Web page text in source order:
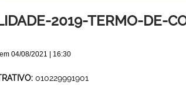
2019-TERMO-DE-
04/08/2021 | 16:30
010229991901